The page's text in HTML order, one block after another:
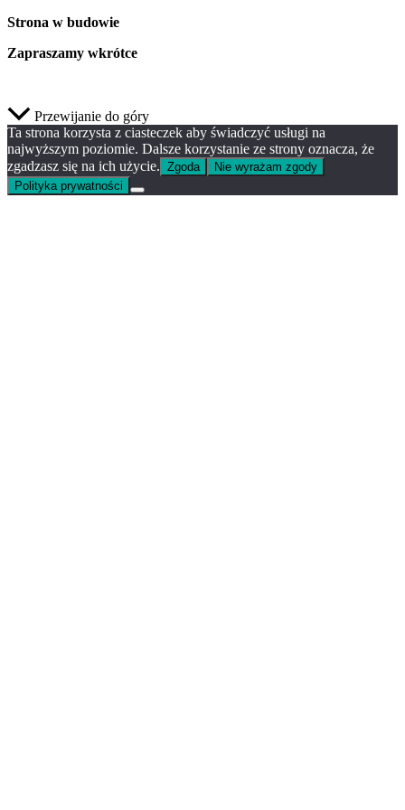
Strona w budowie
Zapraszamy wkrótce
Przewijanie do góry
Ta strona korzysta z ciasteczek aby świadczyć usługi na
najwyższym poziomie. Dalsze korzystanie ze strony oznacza, że
zgadzasz się na ich użycie. Zgoda
Nie wyrażam zgody
Polityka prywatności